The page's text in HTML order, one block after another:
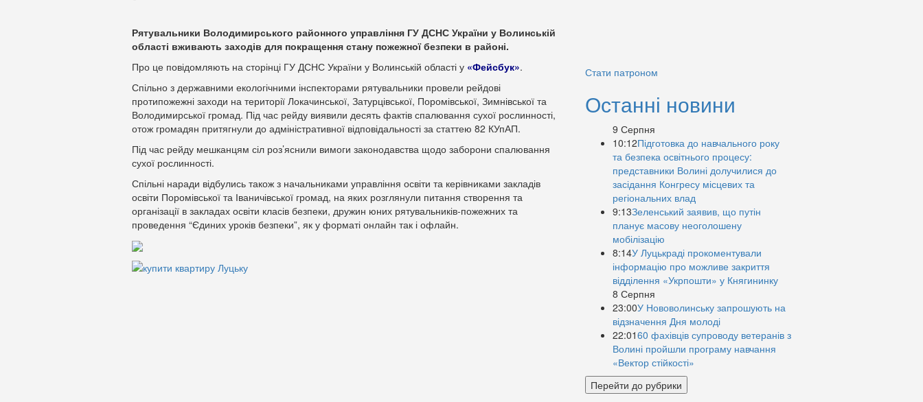
Рятувальники Володимирського районного управління ГУ ДСНС України у Волинській
області вживають заходів для покращення стану пожежної безпеки в районі.
Про це повідомляють на сторінці ГУ ДСНС України у Волинській області у «Фейсбук».
Спільно з державними екологічними інспекторами рятувальники провели рейдові
протипожежні заходи на території Локачинської, Затурцівської, Поромівської, Зимнівської та
Володимирської громад. Під час рейду виявили десять фактів спалювання сухої рослинності,
отож громадян притягнули до адміністративної відповідальності за статтею 82 КУпАП.
Під час рейду мешканцям сіл роз’яснили вимоги законодавства щодо заборони спалювання
сухої рослинності.
Спільні наради відбулись також з начальниками управління освіти та керівниками закладів
освіти Поромівської та Іваничівської громад, на яких розглянули питання створення та
організації в закладах освіти класів безпеки, дружин юних рятувальників-пожежних та
проведення “Єдиних уроків безпеки”, як у форматі онлайн так і офлайн.
Стати патроном
Останні новини
9 Серпня
10:12Підготовка до навчального року
та безпека освітнього процесу:
представники Волині долучилися до
засідання Конгресу місцевих та
регіональних влад
9:13Зеленський заявив, що путін
планує масову неоголошену
мобілізацію
8:14У Луцькраді прокоментували
інформацію про можливе закриття
відділення «Укрпошти» у Княгининку
8 Серпня
23:00У Нововолинську запрошують на
відзначення Дня молоді
22:0160 фахівців супроводу ветеранів з
Волині пройшли програму навчання
«Вектор стійкості»
Перейти до рубрики